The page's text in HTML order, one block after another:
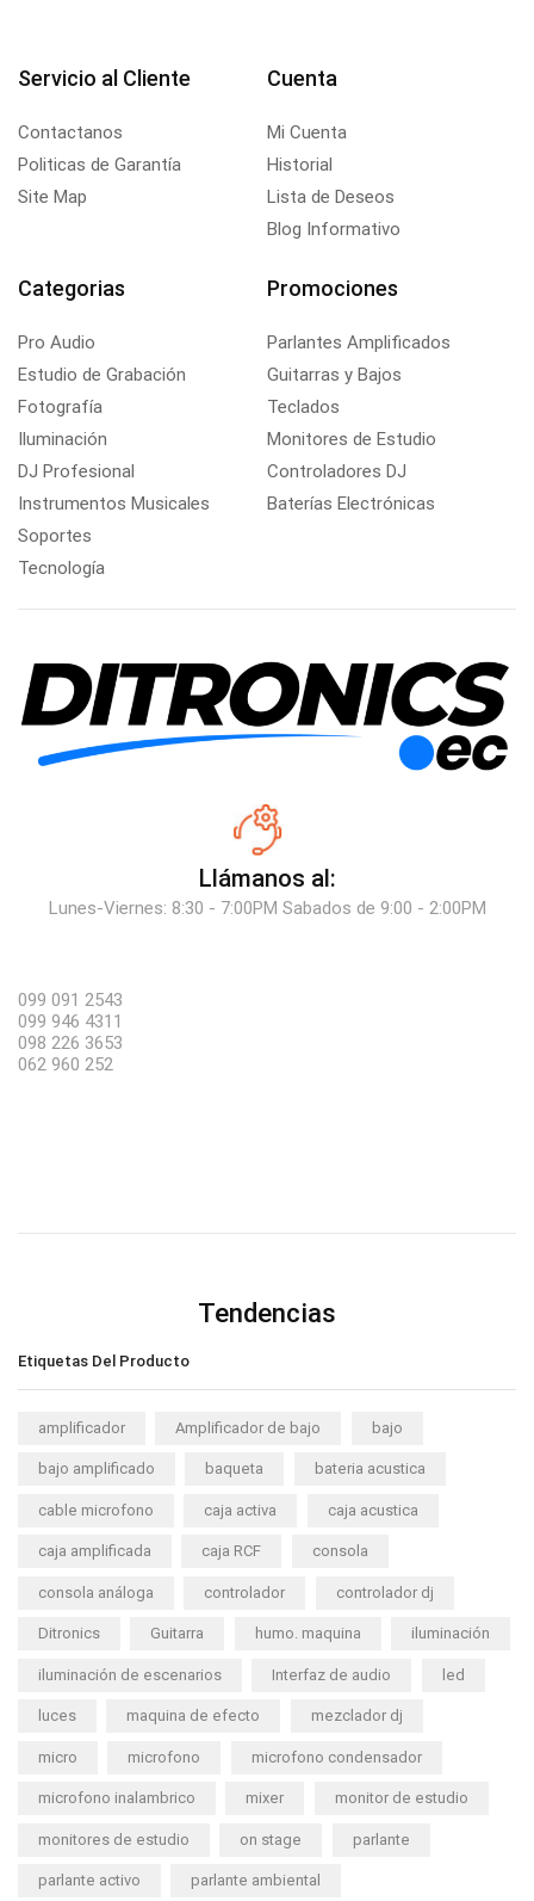
Servicio al Cliente
Contactanos
Politicas de Garantía
Site Map
Cuenta
Mi Cuenta
Historial
Lista de Deseos
Blog Informativo
Categorias
Pro Audio
Estudio de Grabación
Fotografía
Iluminación
DJ Profesional
Instrumentos Musicales
Soportes
Tecnología
Promociones
Parlantes Amplificados
Guitarras y Bajos
Teclados
Monitores de Estudio
Controladores DJ
Baterías Electrónicas
Llámanos al:
Lunes-Viernes: 8:30 - 7:00PM Sabados de 9:00 - 2:00PM
099 091 2543
099 946 4311
098 226 3653
062 960 252
Tendencias
Etiquetas Del Producto
amplificador Amplificador de bajo bajo
bajo amplificado baqueta bateria acustica
cable microfono caja activa caja acustica
caja amplificada caja RCF consola
consola análoga controlador controlador dj
Ditronics Guitarra humo. maquina iluminación
iluminación de escenarios Interfaz de audio led
luces maquina de efecto mezclador dj
micro microfono microfono condensador
microfono inalambrico mixer monitor de estudio
monitores de estudio on stage parlante
parlante activo parlante ambiental